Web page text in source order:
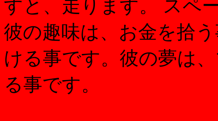
すと、走ります。 スペ
彼の趣味は、お金を拾
ける事です。彼の夢は
る事です。